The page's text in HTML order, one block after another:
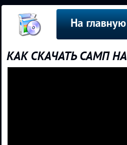
На главную
КАК СКАЧАТЬ САМП НА